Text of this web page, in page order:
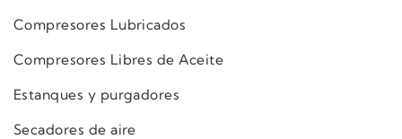
Compresores Lubricados
Compresores Libres de Aceite
Estanques y purgadores
Secadores de aire